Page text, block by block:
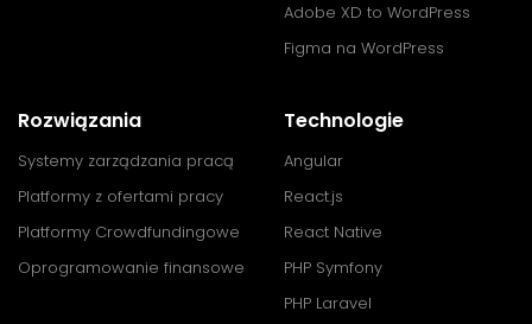
Adobe XD to WordPress
Figma na WordPress
Rozwiązania
Systemy zarządzania pracą
Platformy z ofertami pracy
Platformy Crowdfundingowe
Oprogramowanie finansowe
Technologie
Angular
React.js
React Native
PHP Symfony
PHP Laravel